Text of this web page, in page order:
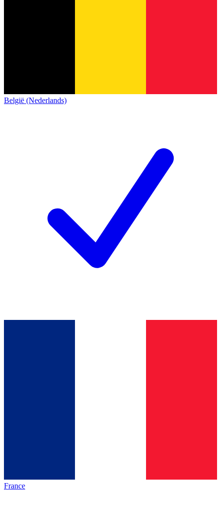
België (Nederlands)
France